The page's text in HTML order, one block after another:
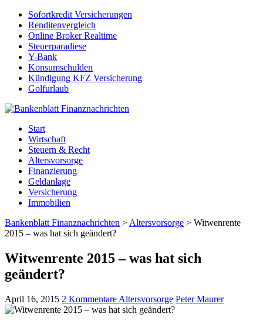
Sofortkredit Versicherungen
Renditenvergleich
Online Broker Realtime
Steuerparadiese
Y-Bank
Konsumschulden
Kündigung KFZ Versicherung
Golfurlaub
Start
Wirtschaft
Steuern & Recht
Altersvorsorge
Finanzierung
Geldanlage
Versicherung
Immobilien
Bankenblatt Finanznachrichten > Altersvorsorge > Witwenrente
2015 – was hat sich geändert?
Witwenrente 2015 – was hat sich
geändert?
April 16, 2015 2 Kommentare Altersvorsorge Peter Maurer